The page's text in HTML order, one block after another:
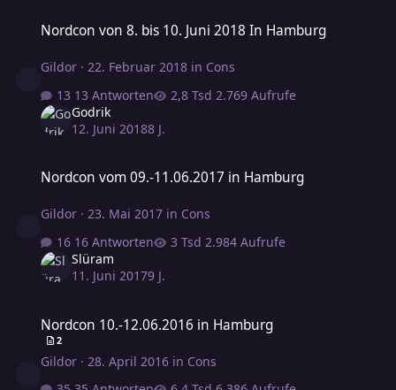
Nordcon von 8. bis 10. Juni 2018 In Hamburg
Gildor ·22. Februar 2018 in Cons
13 Antworten
2.769 Aufrufe
Godrik
12. Juni 20188 J.
Nordcon vom 09.-11.06.2017 in Hamburg
Gildor ·23. Mai 2017 in Cons
16 Antworten
2.984 Aufrufe
Slüram
11. Juni 20179 J.
Nordcon 10.-12.06.2016 in Hamburg
2
Gildor · 28. April 2016 in Cons